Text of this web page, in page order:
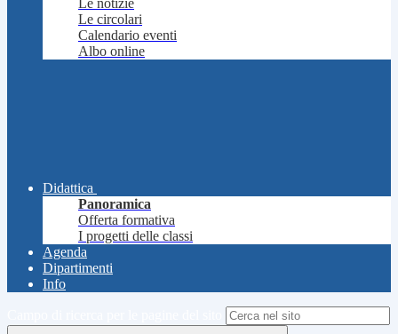
Le notizie
Le circolari
Calendario eventi
Albo online
Didattica
Panoramica
Offerta formativa
I progetti delle classi
Agenda
Dipartimenti
Info